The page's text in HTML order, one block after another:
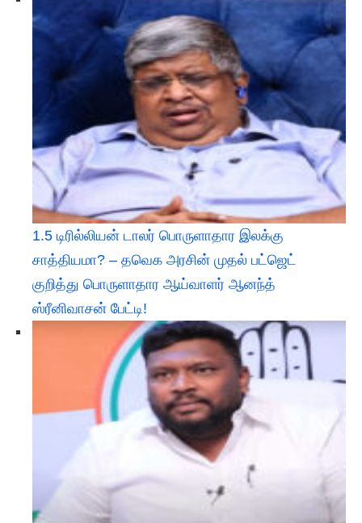
1.5 டிரில்லியன் டாலர் பொருளாதார இலக்கு
சாத்தியமா? – தவெக அரசின் முதல் பட்ஜெட்
குறித்து பொருளாதார ஆய்வாளர் ஆனந்த்
ஸ்ரீனிவாசன் பேட்டி!